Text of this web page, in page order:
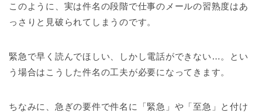
このように、実は件名の段階で仕事のメールの習熟度はあ
っさりと見破られてしまうのです。
緊急で早く読んでほしい、しかし電話ができない…。とい
う場合はこうした件名の工夫が必要になってきます。
ちなみに、急ぎの要件で件名に「緊急」や「至急」と付け